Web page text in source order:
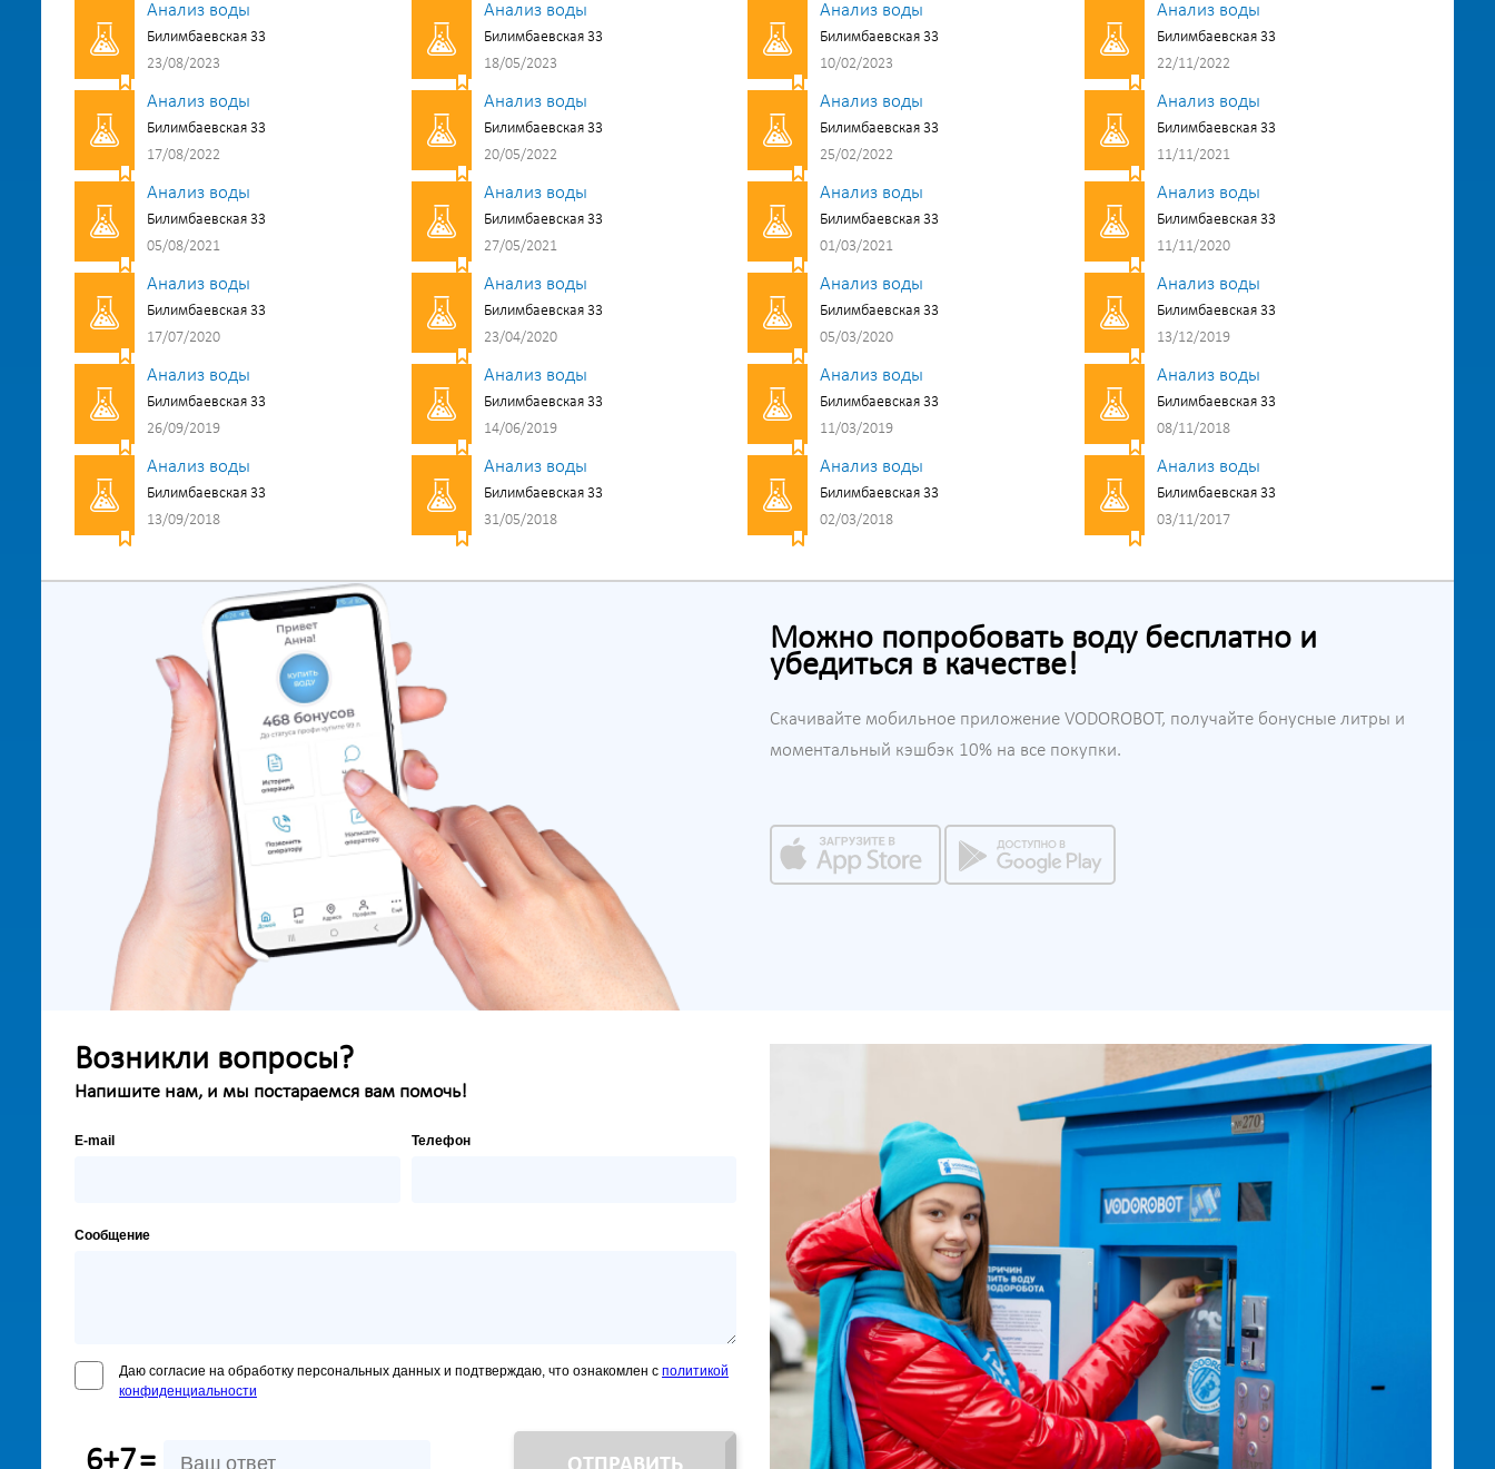
Анализ воды
Билимбаевская 33
23/08/2023
Анализ воды
Билимбаевская 33
18/05/2023
Анализ воды
Билимбаевская 33
10/02/2023
Анализ воды
Билимбаевская 33
22/11/2022
Анализ воды
Билимбаевская 33
17/08/2022
Анализ воды
Билимбаевская 33
20/05/2022
Анализ воды
Билимбаевская 33
25/02/2022
Анализ воды
Билимбаевская 33
11/11/2021
Анализ воды
Билимбаевская 33
05/08/2021
Анализ воды
Билимбаевская 33
27/05/2021
Анализ воды
Билимбаевская 33
01/03/2021
Анализ воды
Билимбаевская 33
11/11/2020
Анализ воды
Билимбаевская 33
17/07/2020
Анализ воды
Билимбаевская 33
23/04/2020
Анализ воды
Билимбаевская 33
05/03/2020
Анализ воды
Билимбаевская 33
13/12/2019
Анализ воды
Билимбаевская 33
26/09/2019
Анализ воды
Билимбаевская 33
14/06/2019
Анализ воды
Билимбаевская 33
11/03/2019
Анализ воды
Билимбаевская 33
08/11/2018
Анализ воды
Билимбаевская 33
13/09/2018
Анализ воды
Билимбаевская 33
31/05/2018
Анализ воды
Билимбаевская 33
02/03/2018
Анализ воды
Билимбаевская 33
03/11/2017
Можно попробовать воду бесплатно и
убедиться в качестве!
Скачивайте мобильное приложение VODOROBOT, получайте бонусные литры и
моментальный кэшбэк 10% на все покупки.
Возникли вопросы?
Напишите нам, и мы постараемся вам помочь!
E-mail Телефон
Сообщение
Даю согласие на обработку персональных данных и подтверждаю, что ознакомлен с политикой
конфиденциальности
6+7=